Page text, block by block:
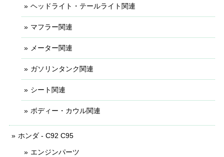
ヘッドライト・テールライト関連
マフラー関連
メーター関連
ガソリンタンク関連
シート関連
ボディー・カウル関連
ホンダ - C92 C95
エンジンパーツ